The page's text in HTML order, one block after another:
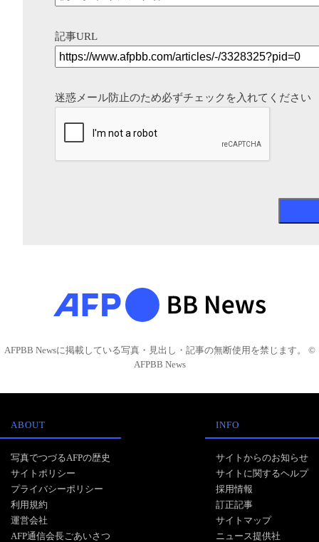
記事URL
迷惑メール防止のため必ずチェックを入れてください
AFPBB Newsに掲載している写真・見出し・記事の無断使用を禁じます。 ©
AFPBB News
ABOUT
写真でつづるAFPの歴史
サイトポリシー
プライバシーポリシー
利用規約
運営会社
AFP通信会長ごあいさつ
INFO
サイトからのお知らせ
サイトに関するヘルプ
採用情報
訂正記事
サイトマップ
ニュース提供社